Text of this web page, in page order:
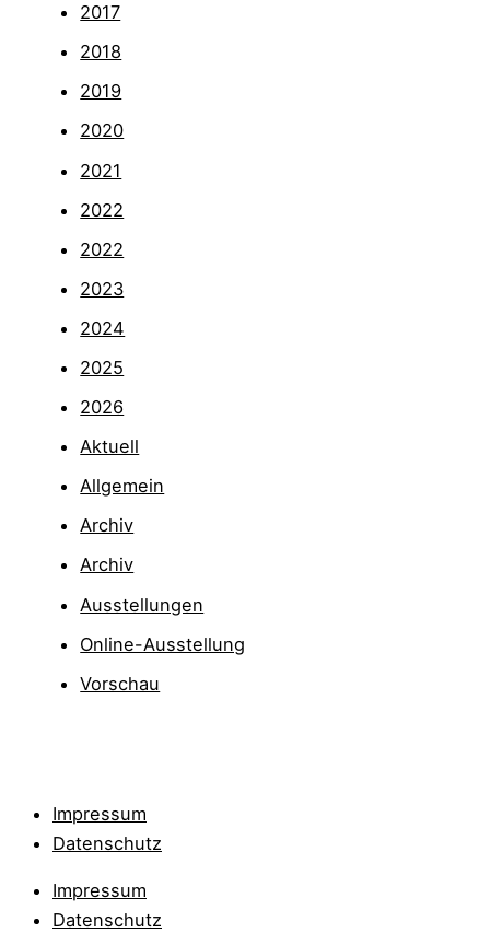
2017
2018
2019
2020
2021
2022
2022
2023
2024
2025
2026
Aktuell
Allgemein
Archiv
Archiv
Ausstellungen
Online-Ausstellung
Vorschau
Impressum
Datenschutz
Impressum
Datenschutz